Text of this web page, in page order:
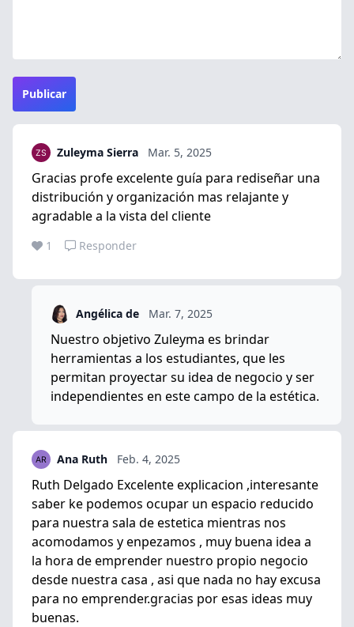
Publicar
Zuleyma Sierra Mar. 5, 2025
Gracias profe excelente guía para rediseñar una
distribución y organización mas relajante y
agradable a la vista del cliente
1 Responder
Angélica de Mar. 7, 2025
Nuestro objetivo Zuleyma es brindar
herramientas a los estudiantes, que les
permitan proyectar su idea de negocio y ser
independientes en este campo de la estética.
Ana Ruth Feb. 4, 2025
Ruth Delgado Excelente explicacion ,interesante
saber ke podemos ocupar un espacio reducido
para nuestra sala de estetica mientras nos
acomodamos y enpezamos , muy buena idea a
la hora de emprender nuestro propio negocio
desde nuestra casa , asi que nada no hay excusa
para no emprender.gracias por esas ideas muy
buenas.